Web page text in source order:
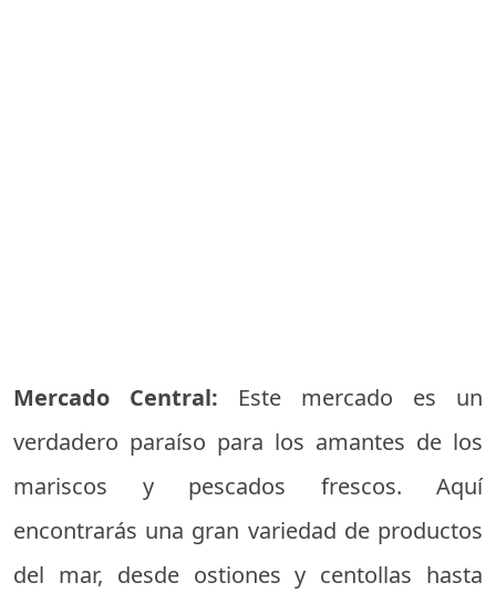
Mercado Central: Este mercado es un
verdadero paraíso para los amantes de los
mariscos y pescados frescos. Aquí
encontrarás una gran variedad de productos
del mar, desde ostiones y centollas hasta